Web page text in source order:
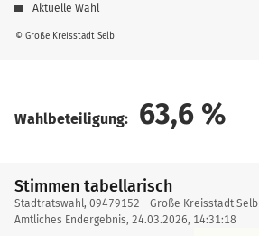
© Große Kreisstadt Selb
Aktuelle Wahl
Wahlbeteiligung: 63,6 %
Stimmen tabellarisch
Stimmen
tabellarisch
Stadtratswahl, 09479152 - Große Kreisstadt Selb
Amtliches Endergebnis, 24.03.2026, 14:31:18